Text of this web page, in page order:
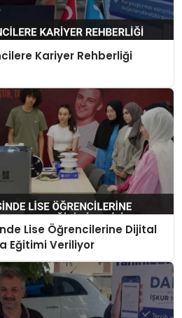
Kariyer Rehberliği
Lise Öğrencilerine Dijital
Eğitimi Veriliyor